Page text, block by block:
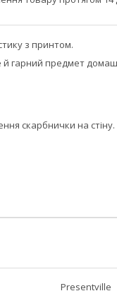
з принтом.
гарний предмет
скарбнички на
Presentville